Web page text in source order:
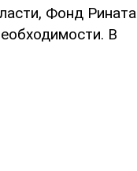
Фонд Рината
В